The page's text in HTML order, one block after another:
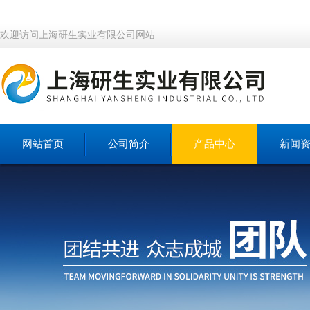
欢迎访问上海研生实业有限公司网站
网站首页 公司简介 产品中心 新闻